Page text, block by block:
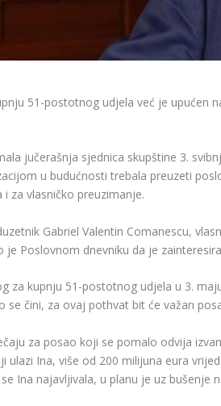
51-postotnog udjela već je upućen
jučerašnja sjednica skupštine 3.
u budućnosti trebala preuzeti
i za vlasničko preuzimanje.
Gabriel Valentin Comanescu,
je Poslovnom dnevniku da je
za kupnju 51-postotnog udjela u 3.
se čini, za ovaj pothvat bit će važan
za posao koji se pomalo odvija
ulazi Ina, više od 200 milijuna eura
Ina najavljivala, u planu je uz